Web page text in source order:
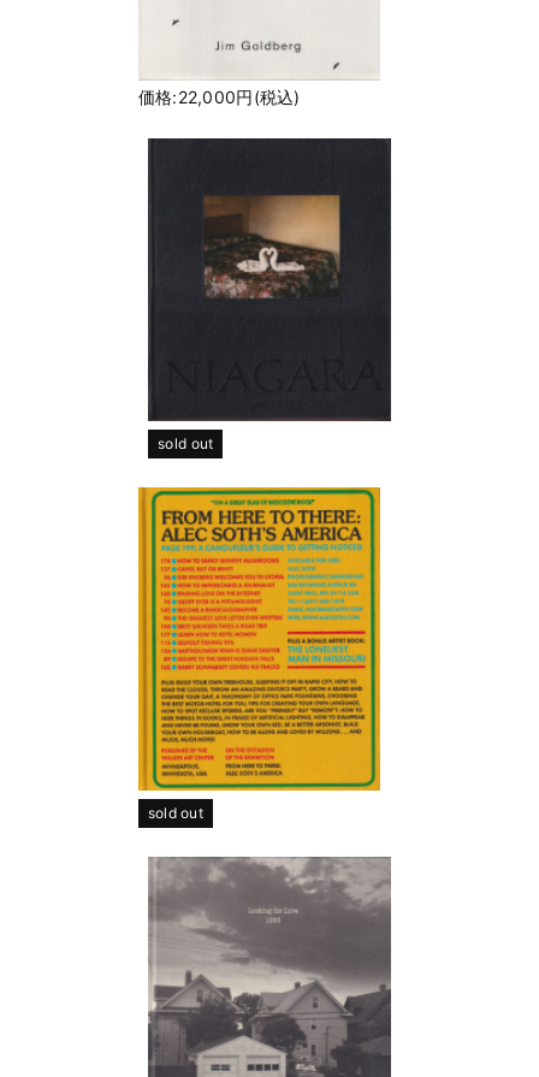
価格:22,000円(税込)
sold out
sold out